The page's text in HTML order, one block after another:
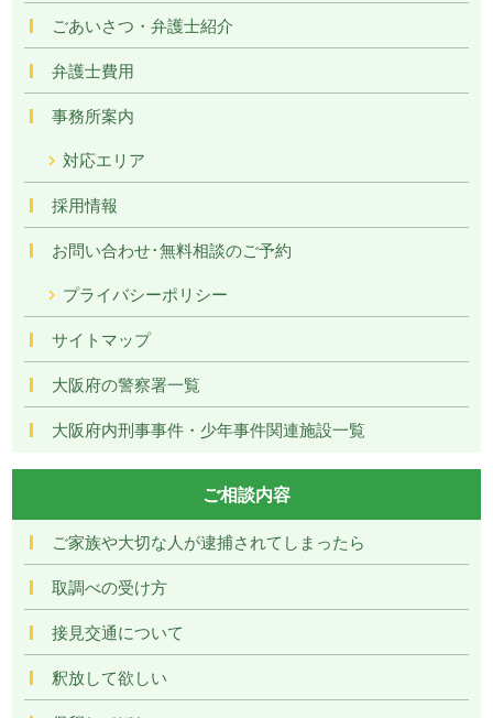
ごあいさつ・弁護士紹介
弁護士費用
事務所案内
対応エリア
採用情報
お問い合わせ･無料相談のご予約
プライバシーポリシー
サイトマップ
大阪府の警察署一覧
大阪府内刑事事件・少年事件関連施設一覧
ご相談内容
ご家族や大切な人が逮捕されてしまったら
取調べの受け方
接見交通について
釈放して欲しい